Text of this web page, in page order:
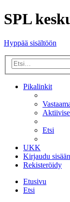
SPL
Hyppää sisältöön
Pikalinkit
Etsi
UKK
Kirjaudu sisään
Rekisteröidy
Etusivu
Etsi